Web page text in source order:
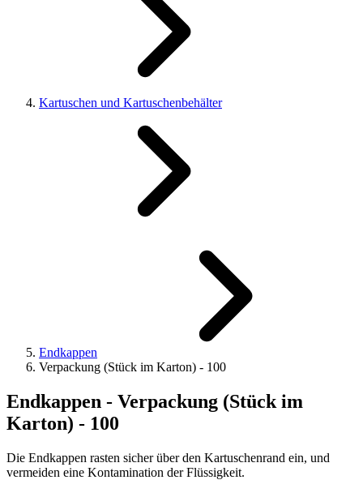
Kartuschen und Kartuschenbehälter
Endkappen
Verpackung (Stück im Karton) - 100
Endkappen - Verpackung (Stück im
Karton) - 100
Die Endkappen rasten sicher über den Kartuschenrand ein, und
vermeiden eine Kontamination der Flüssigkeit.